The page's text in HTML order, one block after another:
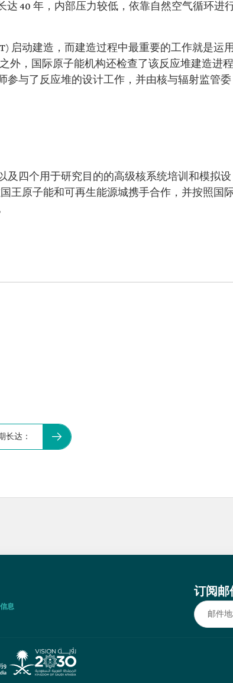
达 40 年，内部压力较低，依靠自然空气循环进
启动建造，而建造过程中最重要的工作就是运
外，国际原子能机构还检查了该反应堆建造进程
参与了反应堆的设计工作，并由核与辐射监管委
及四个用于研究目的的高级核系统培训和模拟设
王原子能和可再生能源城携手合作，并按照国
长达：
息
订阅邮